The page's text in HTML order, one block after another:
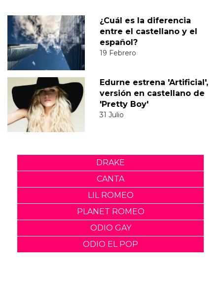
¿Cuál es la diferencia
entre el castellano y el
español?
19 Febrero
Edurne estrena 'Artificial',
versión en castellano de
'Pretty Boy'
31 Julio
DRAKE
CANTA
LIL ROMEO
PLANET ROMEO
ODIO GAY
ODIO EL POP